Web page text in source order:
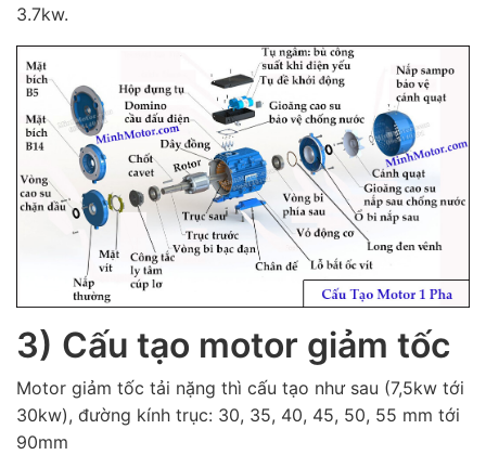
3.7kw.
3) Cấu tạo motor giảm tốc
Motor giảm tốc tải nặng thì cấu tạo như sau (7,5kw tới
30kw), đường kính trục: 30, 35, 40, 45, 50, 55 mm tới
90mm